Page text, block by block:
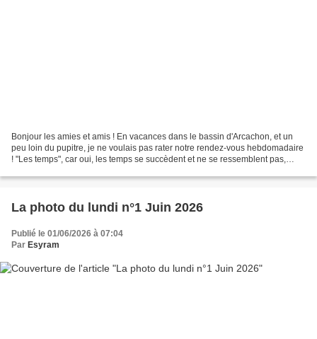
Bonjour les amies et amis ! En vacances dans le bassin d'Arcachon, et un
peu loin du pupitre, je ne voulais pas rater notre rendez-vous hebdomadaire
! "Les temps", car oui, les temps se succèdent et ne se ressemblent pas,
La photo du lundi n°1 Juin 2026
Publié le 01/06/2026 à 07:04
Par Esyram